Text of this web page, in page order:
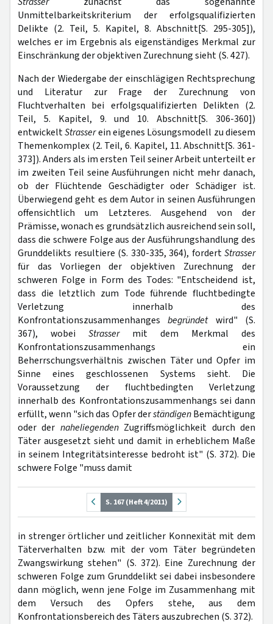
Unmittelbarkeitskriterium der erfolgsqualifizierten
Delikte (2. Teil, 5. Kapitel, 8. Abschnitt[S. 295-305]),
welches er im Ergebnis als eigenständiges Merkmal zur
Einschränkung der objektiven Zurechnung sieht (S. 427).
Nach der Wiedergabe der einschlägigen Rechtsprechung
und Literatur zur Frage der Zurechnung von
Fluchtverhalten bei erfolgsqualifizierten Delikten (2.
Teil, 5. Kapitel, 9. und 10. Abschnitt[S. 306-360])
entwickeltStrasserein eigenes Lösungsmodell zu diesem
Themenkomplex (2. Teil, 6. Kapitel, 11. Abschnitt[S. 361-
373]). Anders als im ersten Teil seiner Arbeit unterteilt er
im zweiten Teil seine Ausführungen nicht mehr danach,
ob der Flüchtende Geschädigter oder Schädiger ist.
Überwiegend geht es dem Autor in seinen Ausführungen
offensichtlich um Letzteres. Ausgehend von der
Prämisse, wonach es grundsätzlich ausreichend sein soll,
dass die schwere Folge aus der Ausführungshandlung des
Grunddelikts resultiere (S. 330-335, 364), fordertStrasser
für das Vorliegen der objektiven Zurechnung der
schweren Folge in Form des Todes: "Entscheidend ist,
dass die letztlich zum Tode führende fluchtbedingte
Verletzung innerhalb des
Konfrontationszusammenhangesbegründetwird" (S.
367), wobei Strassermit dem Merkmal des
Konfrontationszusammenhangs ein
Beherrschungsverhältnis zwischen Täter und Opfer im
Sinne eines geschlossenen Systems sieht. Die
Voraussetzung der fluchtbedingten Verletzung
innerhalb des Konfrontationszusammenhangs sei dann
erfüllt, wenn "sich das Opfer derständigenBemächtigung
oder der naheliegendenZugriffsmöglichkeit durch den
Täter ausgesetzt sieht und damit in erheblichem Maße
in seinem Integritätsinteresse bedroht ist" (S. 372). Die
schwere Folge "muss damit
S. 167 (Heft 4/2011)
in strenger örtlicher und zeitlicher Konnexität mit dem
Täterverhalten bzw. mit der vom Täter begründeten
Zwangswirkung stehen" (S. 372). Eine Zurechnung der
schweren Folge zum Grunddelikt sei dabei insbesondere
dann möglich, wenn jene Folge im Zusammenhang mit
dem Versuch des Opfers stehe, aus dem
Konfrontationsbereich des Täters auszubrechen (S. 372).